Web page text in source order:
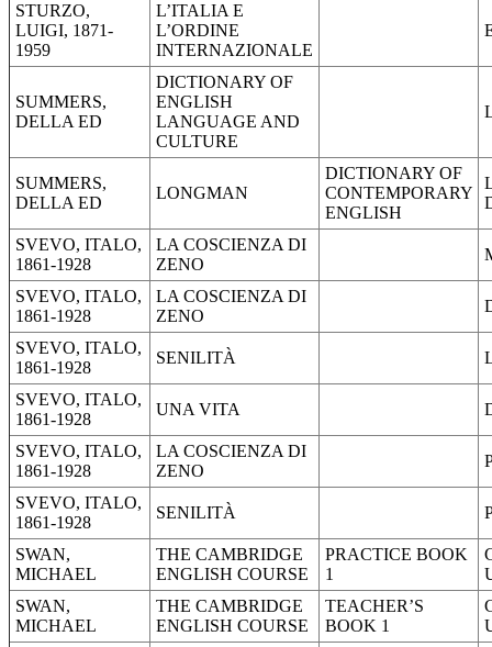
STURZO,
LUIGI, 1871-
1959
L’ITALIA E
L’ORDINE
INTERNAZIONALE
SUMMERS,
DELLA ED
DICTIONARY OF
ENGLISH
LANGUAGE AND
CULTURE
SUMMERS,
DELLA ED
LONGMAN
DICTIONARY OF
CONTEMPORARY
ENGLISH
SVEVO, ITALO,
1861-1928
LA COSCIENZA DI
ZENO
SVEVO, ITALO,
1861-1928
LA COSCIENZA DI
ZENO
SVEVO, ITALO,
1861-1928
SENILITÀ
SVEVO, ITALO,
1861-1928
UNA VITA
SVEVO, ITALO,
1861-1928
LA COSCIENZA DI
ZENO
SVEVO, ITALO,
1861-1928
SENILITÀ
SWAN,
MICHAEL
THE CAMBRIDGE
ENGLISH COURSE
PRACTICE BOOK
1
SWAN,
MICHAEL
THE CAMBRIDGE
ENGLISH COURSE
TEACHER’S
BOOK 1